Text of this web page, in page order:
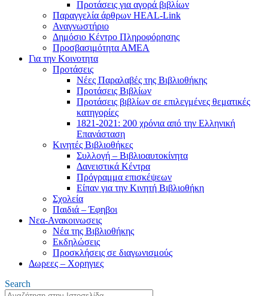
Προτάσεις για αγορά βιβλίων
Παραγγελία άρθρων HEAL-Link
Αναγνωστήριο
Δημόσιο Κέντρο Πληροφόρησης
Προσβασιμότητα ΑΜΕΑ
Για την Κοινοτητα
Προτάσεις
Νέες Παραλαβές της Βιβλιοθήκης
Προτάσεις Βιβλίων
Προτάσεις βιβλίων σε επιλεγμένες θεματικές
κατηγορίες
1821-2021: 200 χρόνια από την Ελληνική
Επανάσταση
Κινητές Βιβλιοθήκες
Συλλογή – Βιβλιοαυτοκίνητα
Δανειστικά Κέντρα
Πρόγραμμα επισκέψεων
Είπαν για την Κινητή Βιβλιοθήκη
Σχολεία
Παιδιά – Έφηβοι
Νεα-Ανακοινωσεις
Νέα της Βιβλιοθήκης
Εκδηλώσεις
Προσκλήσεις σε διαγωνισμούς
Δωρεες – Χορηγιες
Search